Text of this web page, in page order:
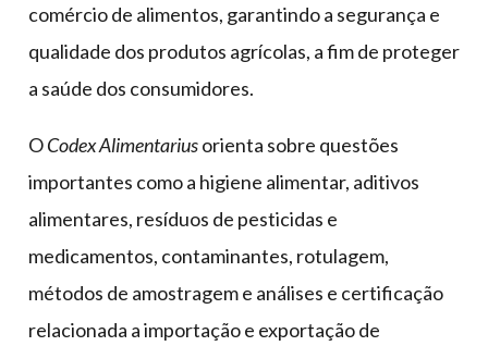
comércio de alimentos, garantindo a segurança e
qualidade dos produtos agrícolas, a fim de proteger
a saúde dos consumidores.
OCodex Alimentariusorienta sobre questões
importantes como a higiene alimentar, aditivos
alimentares, resíduos de pesticidas e
medicamentos, contaminantes, rotulagem,
métodos de amostragem e análises e certificação
relacionada a importação e exportação de